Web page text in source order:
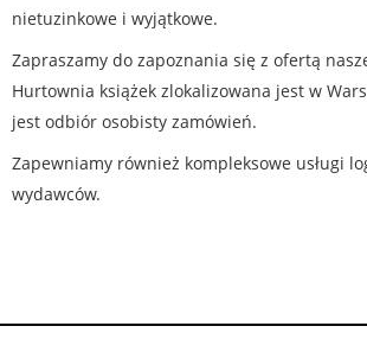
nietuzinkowe i wyjątkowe.
Zapraszamy do zapoznania się z ofertą
Hurtownia książek zlokalizowana jest w
jest odbiór osobisty zamówień.
Zapewniamy również kompleksowe usługi
wydawców.